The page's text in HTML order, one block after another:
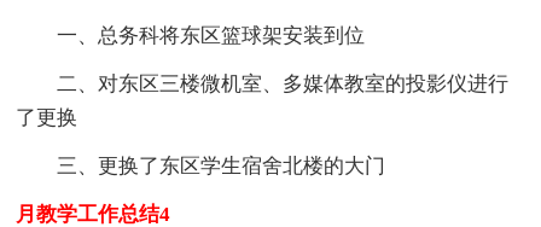
一、总务科将东区篮球架安装到位
二、对东区三楼微机室、多媒体教室的投影仪进行
了更换
三、更换了东区学生宿舍北楼的大门
月教学工作总结4